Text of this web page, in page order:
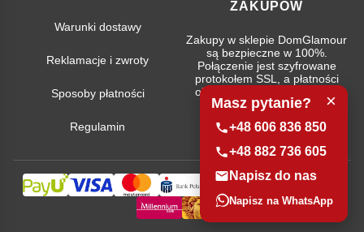
Warunki dostawy
Reklamacje i zwroty
Sposoby płatności
Regulamin
ZAKUPÓW
Zakupy w sklepie DomGlamour
są bezpieczne w 100%.
Połączenie jest szyfrowane
protokołem SSL, a płatności
obsługują najpopularniejsze
systemy bankowe.
×
Masz pytanie?
+48 606 836 850
+48 882 736 605
Napisz do nas
Napisz na WhatsApp